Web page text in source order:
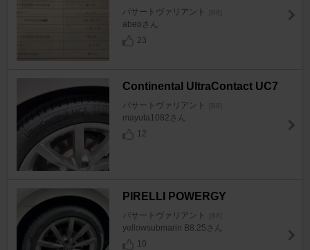
パサートヴァリアント
abeoさん
23
Continental UltraContact UC7
パサートヴァリアント
mayuta1082さん
12
PIRELLI POWERGY
パサートヴァリアント
yellowsubmarin B8.25さん
10